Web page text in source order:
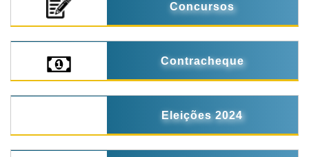
Concursos
Contracheque
Eleições 2024